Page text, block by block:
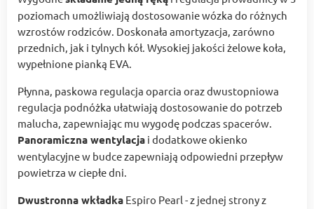
poziomach umożliwiają dostosowanie wózka do różnych
wzrostów rodziców. Doskonała amortyzacja, zarówno
przednich, jak i tylnych kół. Wysokiej jakości żelowe koła,
wypełnione pianką EVA.
Płynna, paskowa regulacja oparcia oraz dwustopniowa
regulacja podnóżka ułatwiają dostosowanie do potrzeb
malucha, zapewniając mu wygodę podczas spacerów.
Panoramiczna wentylacja i dodatkowe okienko
wentylacyjne w budce zapewniają odpowiedni przepływ
powietrza w ciepłe dni.
Dwustronna wkładka Espiro Pearl - z jednej strony z